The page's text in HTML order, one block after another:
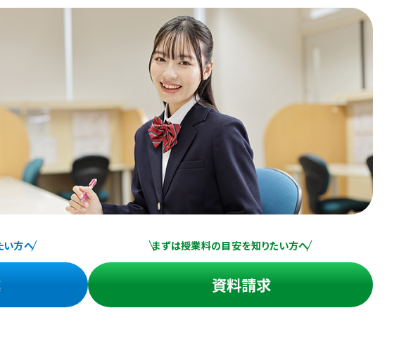
い方へ まずは授業料の目安を知りたい方へ
資料請求